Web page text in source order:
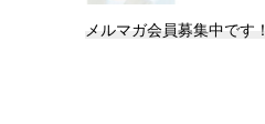
メルマガ会員募集中です！